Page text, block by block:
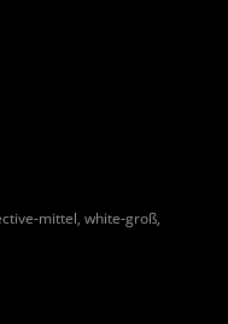
mittel, white-groß,